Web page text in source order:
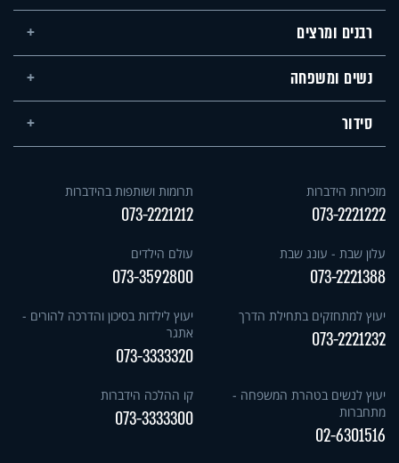
רבנים ומרצים
נשים ומשפחה
סידור
מזכירות הידברות
073-2221222
תרומות ושותפות בהידברות
073-2221212
עלון שבת - עונג שבת
073-2221388
עולם הילדים
073-3592800
יעוץ למתחזקים בתחילת הדרך
073-2221232
יעוץ לילדות בסיכון והדרכה להורים -
אתגר
073-3333320
יעוץ לנשים בטהרת המשפחה -
מתחברות
02-6301516
קו ההלכה הידברות
073-3333300